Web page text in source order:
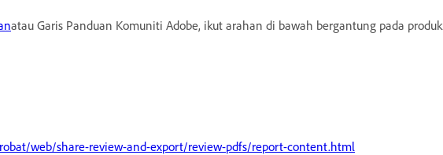
atau Garis Panduan Komuniti Adobe, ikut arahan di bawah bergantung pada produk
web/share-review-and-export/review-pdfs/report-content.html